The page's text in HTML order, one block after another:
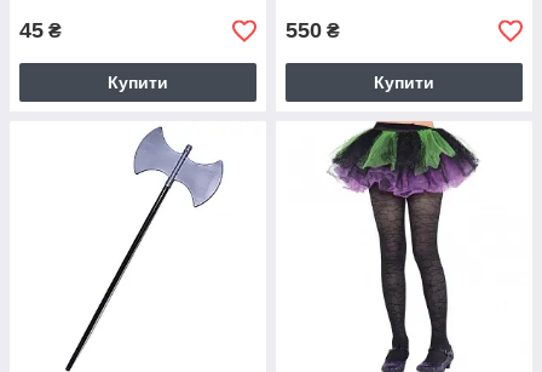
45 ₴
Купити
550 ₴
Купити